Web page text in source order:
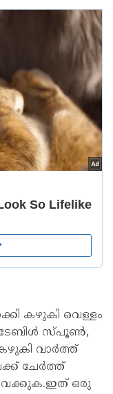
കഴുകി വെള്ളം
ടേബിൾ സ്പൂൺ,
കഴുകി വാർത്ത്
ചേർത്ത്
ഒരു